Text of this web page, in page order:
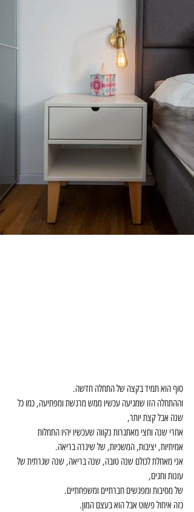
סוף הוא תמיד בקצה של התחלה חדשה.
וההתחלה הזו שמגיעה עכשיו ממש מרגשת ומפתיעה, כמו כל
שנה אבל קצת יותר,
אחרי שנה וחצי מאתגרות נקווה שעכשיו יהיו התחלות
אמיתיות, יציבות, המשכיות, של שיגרה בריאה.
אני מאחלת לכולם שנה טובה, שנה בריאה, שנה שגרתית של
עונות וחגים,
של מסיבות ומפגשים חברתיים ומשפחתיים.
כזה איחול פשוט אבל הוא בעצם המון.